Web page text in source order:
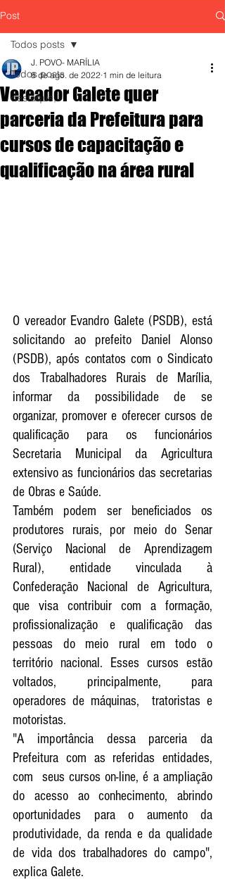
Post
Todos posts
destaque,
Todos posts
Vereador Galete quer
parceria da Prefeitura para
cursos de capacitação e
qualificação na área rural
J. POVO- MARÍLIA
8 de ago. de 2022 1 min de leitura
O vereador Evandro Galete (PSDB), está
solicitando ao prefeito Daniel Alonso
(PSDB), após contatos com o Sindicato
dos Trabalhadores Rurais de Marília,
informar da possibilidade de se
organizar, promover e oferecer cursos de
qualificação para os funcionários
Secretaria Municipal da Agricultura
extensivo as funcionários das secretarias
de Obras e Saúde.
Também podem ser beneficiados os
produtores rurais, por meio do Senar
(Serviço Nacional de Aprendizagem
Rural), entidade vinculada à
Confederação Nacional de Agricultura,
que visa contribuir com a formação,
profissionalização e qualificação das
pessoas do meio rural em todo o
território nacional. Esses cursos estão
voltados, principalmente, para
operadores de máquinas,  tratoristas e
motoristas.
"A importância dessa parceria da
Prefeitura com as referidas entidades,
com  seus cursos on-line, é a ampliação
do acesso ao conhecimento, abrindo
oportunidades para o aumento da
produtividade, da renda e da qualidade
de vida dos trabalhadores do campo",
explica Galete.